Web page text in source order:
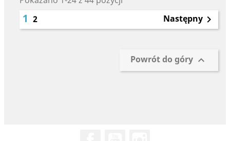
1 2 Następny 
Powrót do góry 